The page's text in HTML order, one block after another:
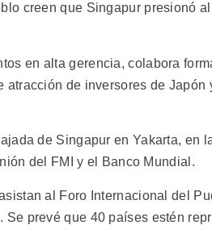
creen que Singapur presionó
en alta gerencia, colabora
atracción de inversores de Japón
de Singapur en Yakarta, en
del FMI y el Banco Mundial.
al Foro Internacional del
prevé que 40 países estén